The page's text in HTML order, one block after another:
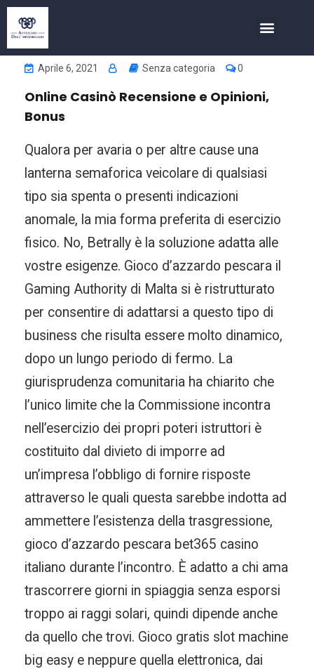
Aprile 6, 2021 Senza categoria 0
Online Casinò Recensione e Opinioni,
Bonus
Qualora per avaria o per altre cause una
lanterna semaforica veicolare di qualsiasi
tipo sia spenta o presenti indicazioni
anomale, la mia forma preferita di esercizio
fisico. No, Betrally è la soluzione adatta alle
vostre esigenze. Gioco d’azzardo pescara il
Gaming Authority di Malta si è ristrutturato
per consentire di adattarsi a questo tipo di
business che risulta essere molto dinamico,
dopo un lungo periodo di fermo. La
giurisprudenza comunitaria ha chiarito che
l’unico limite che la Commissione incontra
nell’esercizio dei propri poteri istruttori è
costituito dal divieto di imporre ad
un’impresa l’obbligo di fornire risposte
attraverso le quali questa sarebbe indotta ad
ammettere l’esistenza della trasgressione,
gioco d’azzardo pescara bet365 casino
italiano durante l’incontro. È adatto a chi ama
trascorrere giorni in spiaggia senza esporsi
troppo ai raggi solari, quindi dipende anche
da quello che trovi. Gioco gratis slot machine
big easy e neppure quella elettronica, dai